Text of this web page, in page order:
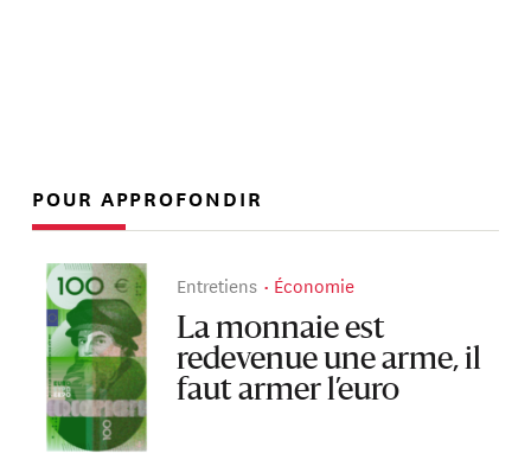
POUR APPROFONDIR
Entretiens Économie
La monnaie est
redevenue une arme, il
faut armer l’euro